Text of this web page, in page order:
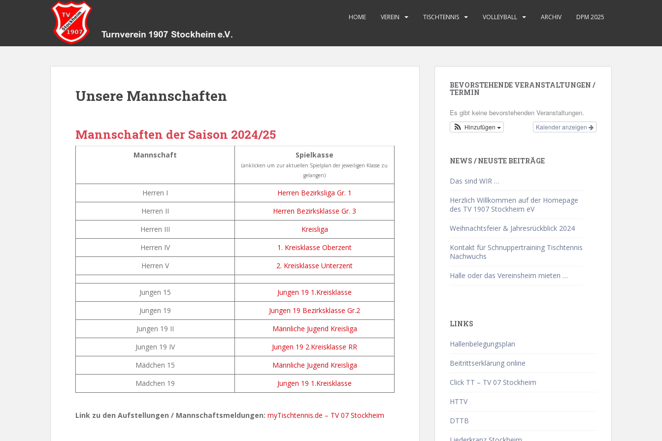
HOME VEREIN TISCHTENNIS VOLLEYBALL ARCHIV DPM 2025
Unsere Mannschaften
Mannschaften der Saison 2024/25
Mannschaft Spielkasse
(anklicken um zur aktuellen Spielplan der jeweiligen Klasse zu
gelangen)
Herren I
Herren Bezirksliga Gr. 1
Herren II
Herren Bezirksklasse Gr. 3
Herren III
Kreisliga
Herren IV
1. Kreisklasse Oberzent
Herren V
2. Kreisklasse Unterzent
Jungen 15
Jungen 19 1.Kreisklasse
Jungen 19
Jungen 19 Bezirksklasse Gr.2
Jungen 19 II
Männliche Jugend Kreisliga
Jungen 19 IV
Jungen 19 2.Kreisklasse RR
Mädchen 15
Männliche Jugend Kreisliga
Mädchen 19
Jungen 19 1.Kreisklasse
Link zu den Aufstellungen / Mannschaftsmeldungen: myTischtennis.de – TV 07 Stockheim
BEVORSTEHENDE VERANSTALTUNGEN /
TERMIN
Es gibt keine bevorstehenden Veranstaltungen.
Kalender anzeigen
Hinzufügen
NEWS / NEUSTE BEITRÄGE
Das sind WIR …
Herzlich Willkommen auf der Homepage
des TV 1907 Stockheim eV
Weihnachtsfeier & Jahresrückblick 2024
Kontakt für Schnuppertraining Tischtennis
Nachwuchs
Halle oder das Vereinsheim mieten …
LINKS
Hallenbelegungsplan
Beitrittserklärung online
Click TT – TV 07 Stockheim
HTTV
DTTB